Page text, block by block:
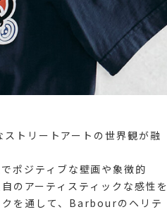
トリートアートの世界観が融
ポジティブな壁画や象徴的
アーティスティックな感性を
クを通して、Barbourのヘリテ